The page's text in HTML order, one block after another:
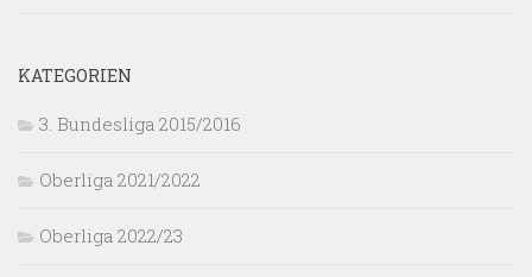
KATEGORIEN
3. Bundesliga 2015/2016
Oberliga 2021/2022
Oberliga 2022/23